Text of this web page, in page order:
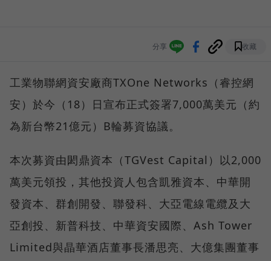
分享 收藏
工業物聯網資安廠商TXOne Networks（睿控網
安）於今（18）日宣布正式簽署7,000萬美元（約
為新台幣21億元）B輪募資協議。
本次募資由閎⿍資本（TGVest Capital）以2,000
萬美元領投，其他投資人包含凱雅資本、中華開
發資本、群創開發、聯發科、大亞電線電纜及大
亞創投、新普科技、中華資安國際、Ash Tower
Limited與晶華酒店董事⻑潘思亮、⼤億集團董事